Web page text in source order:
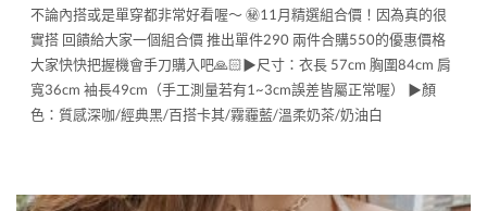
不論內搭或是單穿都非常好看喔～ ㊙️11月精選組合價！因為真的很
實搭 回饋給大家一個組合價 推出單件290 兩件合購550的優惠價格
大家快快把握機會手刀購入吧🙏🏻▶︎尺寸：衣長 57cm 胸圍84cm 肩
寬36cm 袖長49cm（手工測量若有1~3cm誤差皆屬正常喔） ▶︎顏
色：質感深咖/經典黑/百搭卡其/霧霾藍/溫柔奶茶/奶油白